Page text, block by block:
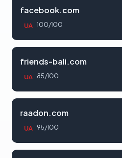
facebook.com
UA 100/100
friends-bali.com
UA 85/100
raadon.com
UA 95/100